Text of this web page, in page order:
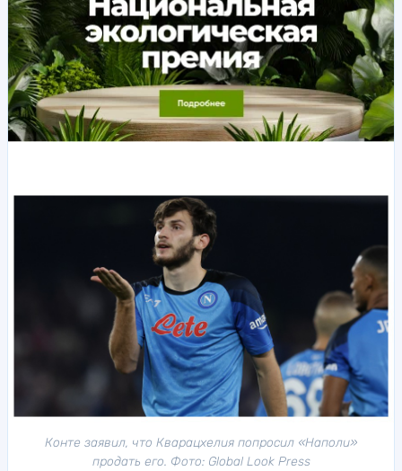
Конте заявил, что Кварацхелия попросил «Наполи»
продать его. Фото: Global Look Press